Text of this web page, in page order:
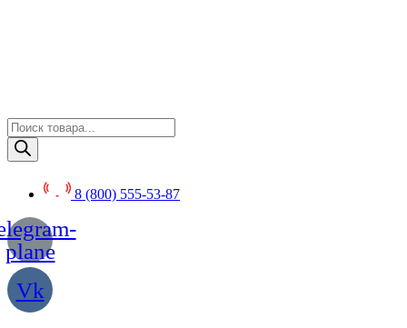
Поиск
товаров
8 (800) 555-53-87
plane
Vk